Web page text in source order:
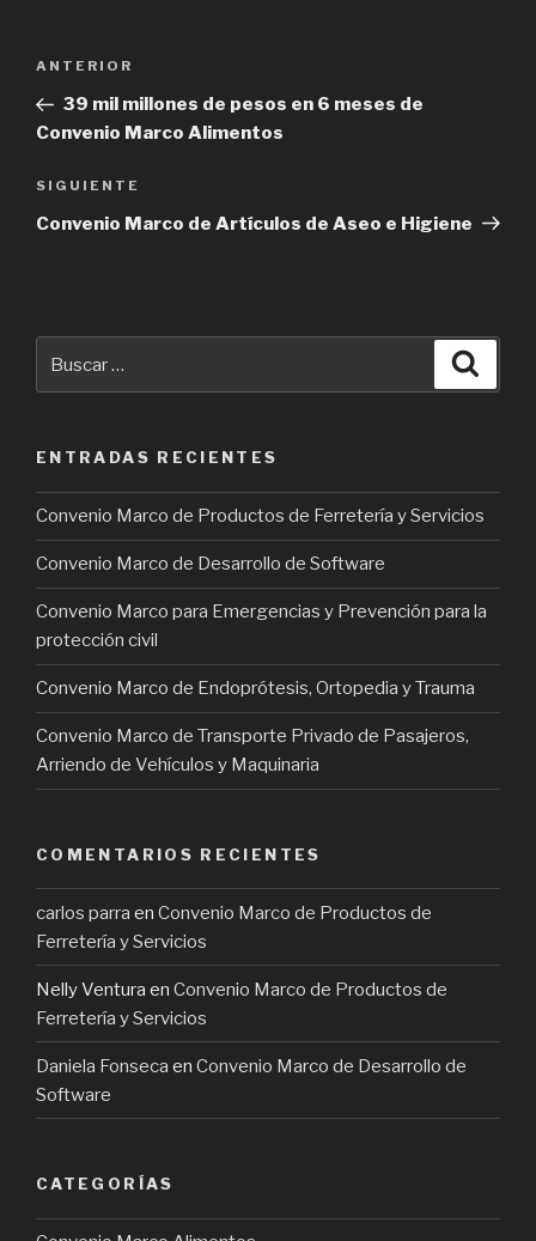
Navegación
entradas
Entrada
anterior:
ANTERIOR
39 mil millones de pesos en 6 meses de
Convenio Marco Alimentos
Siguiente
entrada
SIGUIENTE
Convenio Marco de Artículos de Aseo e Higiene
ENTRADAS RECIENTES
Convenio Marco de Productos de Ferretería y Servicios
Convenio Marco de Desarrollo de Software
Convenio Marco para Emergencias y Prevención para la
protección civil
Convenio Marco de Endoprótesis, Ortopedia y Trauma
Convenio Marco de Transporte Privado de Pasajeros,
Arriendo de Vehículos y Maquinaria
COMENTARIOS RECIENTES
carlos parra en Convenio Marco de Productos de
Ferretería y Servicios
Nelly Ventura en Convenio Marco de Productos de
Ferretería y Servicios
Daniela Fonseca en Convenio Marco de Desarrollo de
Software
CATEGORÍAS